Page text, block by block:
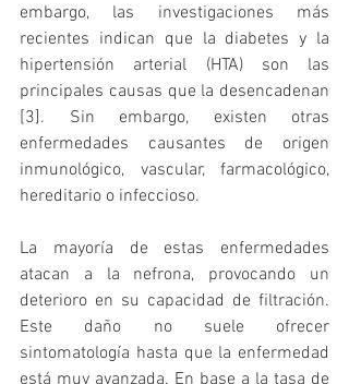
embargo, las investigaciones más
recientes indican que la diabetes y la
hipertensión arterial (HTA) son las
principales causas que la desencadenan
[3]. Sin embargo, existen otras
enfermedades causantes de origen
inmunológico, vascular, farmacológico,
hereditario o infeccioso.
La mayoría de estas enfermedades
atacan a la nefrona, provocando un
deterioro en su capacidad de filtración.
Este daño no suele ofrecer
sintomatología hasta que la enfermedad
está muy avanzada. En base a la tasa de